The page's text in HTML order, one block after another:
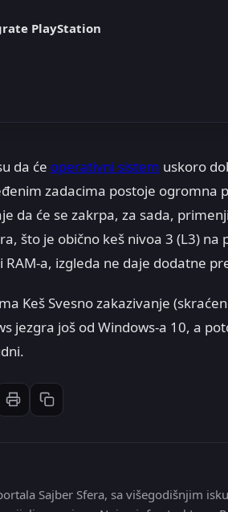
PlayStation
da će operativni sistem uskoro
zadacima postoje ogromna
da će se zakrpa, za sada,
što je obično keš nivoa 3 (L3) na
a, izgleda ne daje dodatne
Keš Svesno zakazivanje
jezgra još od Windows-a 10, a
Email
Štampaj članak
Kopiraj link
Sajber Sfera, sa višegodišnjim